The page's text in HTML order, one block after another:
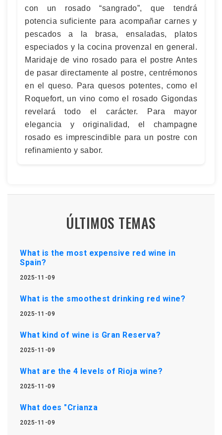
con un rosado “sangrado”, que tendrá
potencia suficiente para acompañar carnes y
pescados a la brasa, ensaladas, platos
especiados y la cocina provenzal en general.
Maridaje de vino rosado para el postre Antes
de pasar directamente al postre, centrémonos
en el queso. Para quesos potentes, como el
Roquefort, un vino como el rosado Gigondas
revelará todo el carácter. Para mayor
elegancia y originalidad, el champagne
rosado es imprescindible para un postre con
refinamiento y sabor.
ÚLTIMOS TEMAS
What is the most expensive red wine in
Spain?
2025-11-09
What is the smoothest drinking red wine?
2025-11-09
What kind of wine is Gran Reserva?
2025-11-09
What are the 4 levels of Rioja wine?
2025-11-09
What does "Crianza
2025-11-09